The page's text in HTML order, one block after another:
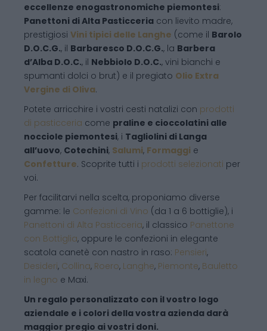
eccellenze enogastronomiche piemontesi:
Panettoni di Alta Pasticceria con lievito madre,
prestigiosi Vini tipici delle Langhe (come il Barolo
D.O.C.G., il Barbaresco D.O.C.G., la Barbera
d’Alba D.O.C., il Nebbiolo D.O.C., vini bianchi e
spumanti dolci o brut) e il pregiato Olio Extra
Vergine di Oliva.
Potete arricchire i vostri cesti natalizi con prodotti
di pasticceria come praline e cioccolatini alle
nocciole piemontesi, i Tagliolini di Langa
all’uovo, Cotechini, Salumi, Formaggi e
Confetture. Scoprite tutti i prodotti selezionati per
voi.
Per facilitarvi nella scelta, proponiamo diverse
gamme: le Confezioni di Vino (da 1 a 6 bottiglie), i
Panettoni di Alta Pasticceria, il classico Panettone
con Bottiglia, oppure le confezioni in elegante
scatola canetè con nastro in raso: Pensieri,
Desideri, Collina, Roero, Langhe, Piemonte, Bauletto
in legno e Maxi.
Un regalo personalizzato con il vostro logo
aziendale e i colori della vostra azienda darà
maggior pregio ai vostri doni.